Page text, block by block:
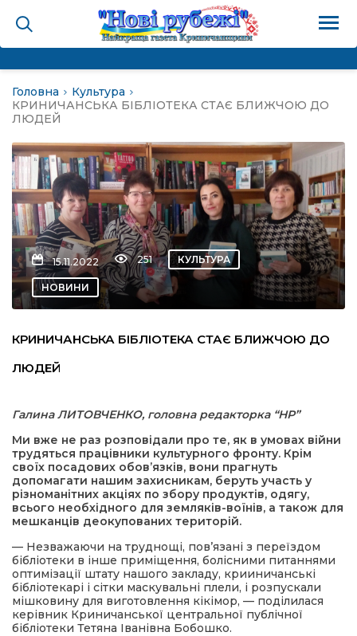
громада
не буває
Відповідаємо
Головна
Культура
КРИНИЧАНСЬКА БІБЛІОТЕКА СТАЄ БЛИЖЧОЮ ДО
ЛЮДЕЙ
15.11.2022 251 КУЛЬТУРА
НОВИНИ
КРИНИЧАНСЬКА БІБЛІОТЕКА СТАЄ БЛИЖЧОЮ ДО
ЛЮДЕЙ
Галина ЛИТОВЧЕНКО, головна редакторка “НР”
Ми вже не раз розповідали про те, як в умовах війни
трудяться працівники культурного фронту. Крім
своїх посадових обов’язків, вони прагнуть
допомагати нашим захисникам, беруть участь у
різноманітних акціях по збору продуктів, одягу,
всього необхідного для земляків-воїнів, а також для
мешканців деокупованих територій.
— Незважаючи на труднощі, пов’язані з переїздом
бібліотеки в інше приміщення, болісними питаннями
оптимізації штату нашого закладу, крииничанські
бібліотекарі і сітки маскувальні плели, і розпускали
мішковину для виготовлення кікімор, — поділилася
керівник Криничанської центральної публічної
бібліотеки Тетяна Іванівна Бобошко.